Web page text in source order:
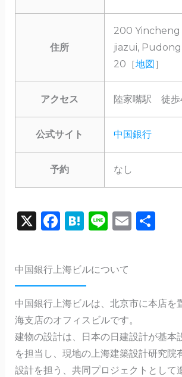
住所
200 Yincheng
jiazui,
20［地図］
アクセス 陸家嘴駅 徒歩
公式サイト 中国銀行
予約 なし
F
c
e
b
o
o
k
E
Li
H
n
a
X
共
中国銀行上海ビルについて
中国銀行上海ビルは、北京市に本店を
海支店のオフィスビルです。
建物の設計は、日本の日建設計が基本
を担当し、現地の上海建築設計研究院
設計を担う、共同プロジェクトとして